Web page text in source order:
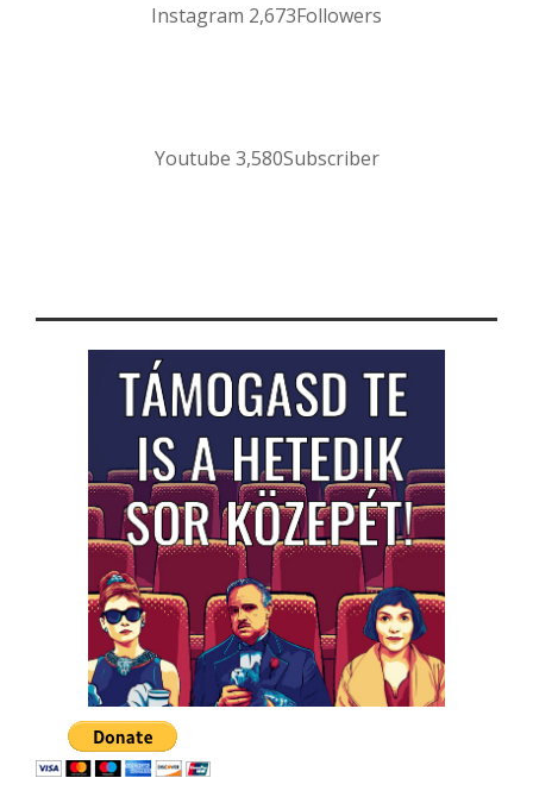
Instagram 2,673Followers
Youtube 3,580Subscriber